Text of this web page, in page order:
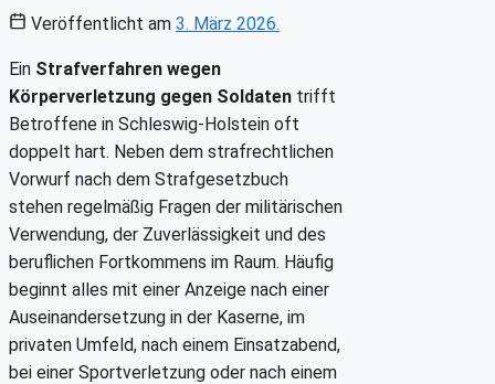
Veröffentlicht am 3. März 2026.
Ein Strafverfahren wegen
Körperverletzung gegen Soldaten trifft
Betroffene in Schleswig-Holstein oft
doppelt hart. Neben dem strafrechtlichen
Vorwurf nach dem Strafgesetzbuch
stehen regelmäßig Fragen der militärischen
Verwendung, der Zuverlässigkeit und des
beruflichen Fortkommens im Raum. Häufig
beginnt alles mit einer Anzeige nach einer
Auseinandersetzung in der Kaserne, im
privaten Umfeld, nach einem Einsatzabend,
bei einer Sportverletzung oder nach einem